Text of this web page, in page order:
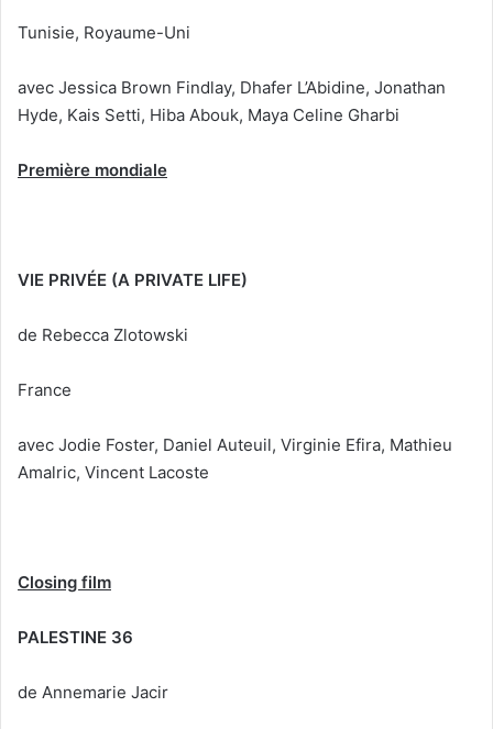
Tunisie, Royaume-Uni
avec Jessica Brown Findlay, Dhafer L’Abidine, Jonathan
Hyde, Kais Setti, Hiba Abouk, Maya Celine Gharbi
Première mondiale
VIE PRIVÉE (A PRIVATE LIFE)
de Rebecca Zlotowski
France
avec Jodie Foster, Daniel Auteuil, Virginie Efira, Mathieu
Amalric, Vincent Lacoste
Closing film
PALESTINE 36
de Annemarie Jacir